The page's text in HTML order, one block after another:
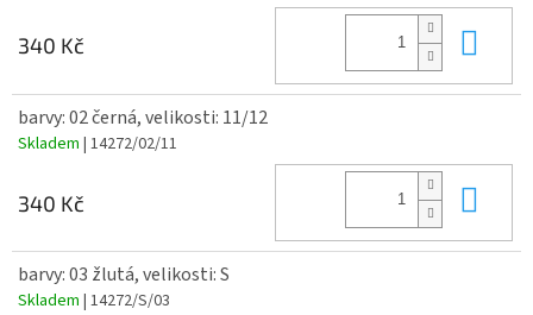
340 Kč
barvy: 02 černá, velikosti: 11/12
Skladem | 14272/02/11
340 Kč
barvy: 03 žlutá, velikosti: S
Skladem | 14272/S/03